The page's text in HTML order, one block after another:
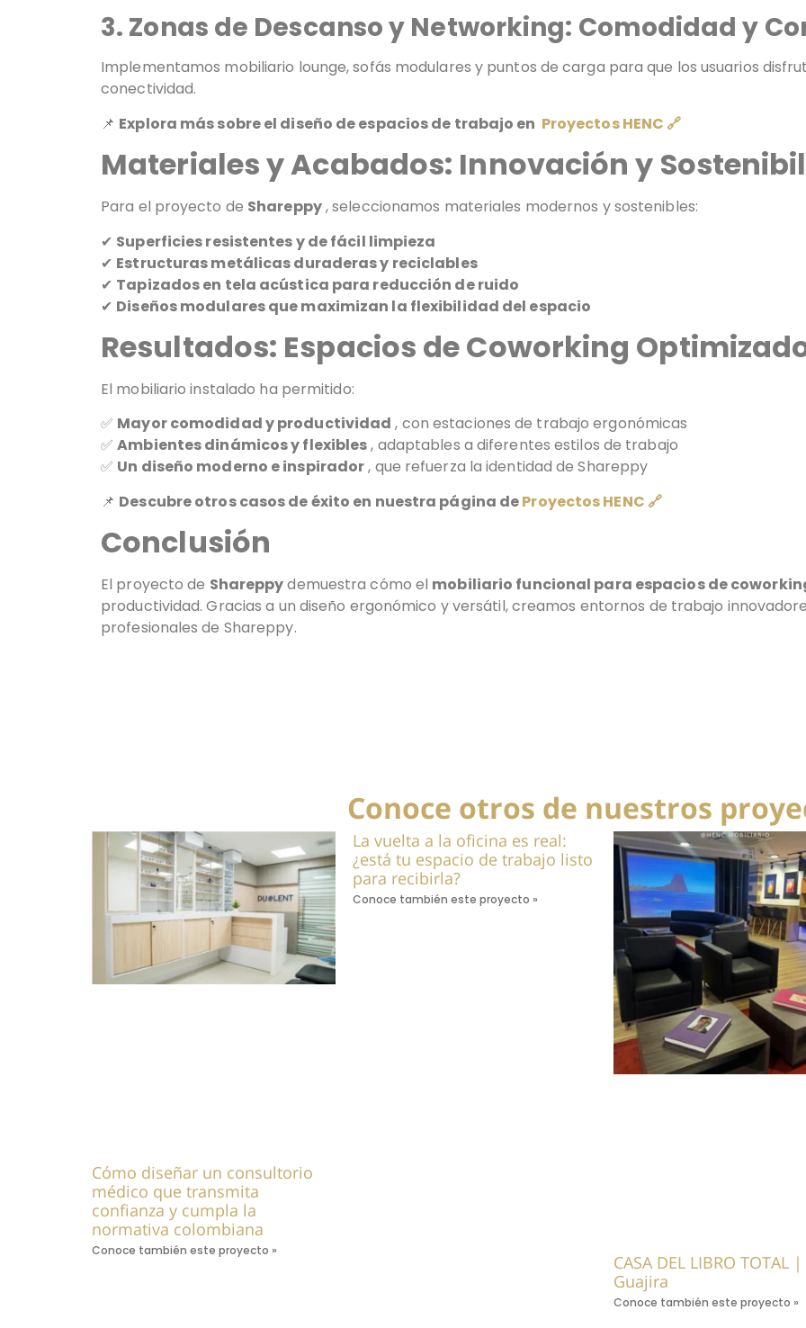
3. Zonas de Descanso y Networking: Comodidad y
Implementamos mobiliario lounge, sofás modulares y puntos de carga para que los usuarios
conectividad.
📌 Explora más sobre el diseño de espacios de trabajo en Proyectos HENC 🔗
Materiales y Acabados: Innovación y
Para el proyecto de Shareppy, seleccionamos materiales modernos y sostenibles:
✔ Superficies resistentes y de fácil limpieza
✔ Estructuras metálicas duraderas y reciclables
✔ Tapizados en tela acústica para reducción de ruido
✔ Diseños modulares que maximizan la flexibilidad del espacio
Resultados: Espacios de Coworking
El mobiliario instalado ha permitido:
✅ Mayor comodidad y productividad , con estaciones de trabajo ergonómicas
✅Ambientes dinámicos y flexibles, adaptables a diferentes estilos de trabajo
✅ Un diseño moderno e inspirador, que refuerza la identidad de Shareppy
📌 Descubre otros casos de éxito en nuestra página deProyectos HENC 🔗
Conclusión
El proyecto de Shareppydemuestra cómo el mobiliario funcional para espacios de
productividad. Gracias a un diseño ergonómico y versátil, creamos entornos de trabajo
profesionales de Shareppy.
Conoce otros de nuestros
Cómo diseñar un consultorio
médico que transmita
confianza y cumpla la
normativa colombiana
Conoce también este proyecto »
La vuelta a la oficina es real:
¿está tu espacio de trabajo listo
para recibirla?
Conoce también este proyecto »
CASA DEL LIBRO TOTAL
Guajira
Conoce también este proyecto »